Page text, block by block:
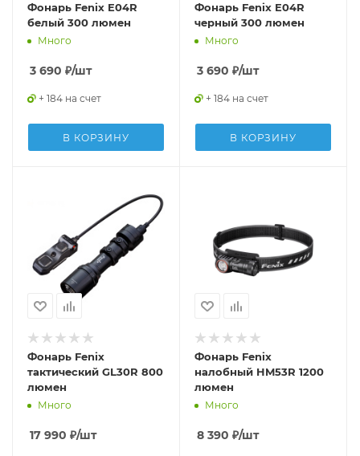
Фонарь Fenix E04R
белый 300 люмен
Много
3 690 ₽/шт
+ 184 на счет
В КОРЗИНУ
Фонарь Fenix E04R
черный 300 люмен
Много
3 690 ₽/шт
+ 184 на счет
В КОРЗИНУ
Фонарь Fenix
тактический GL30R 800
люмен
Много
17 990 ₽/шт
Фонарь Fenix
налобный HM53R 1200
люмен
Много
8 390 ₽/шт